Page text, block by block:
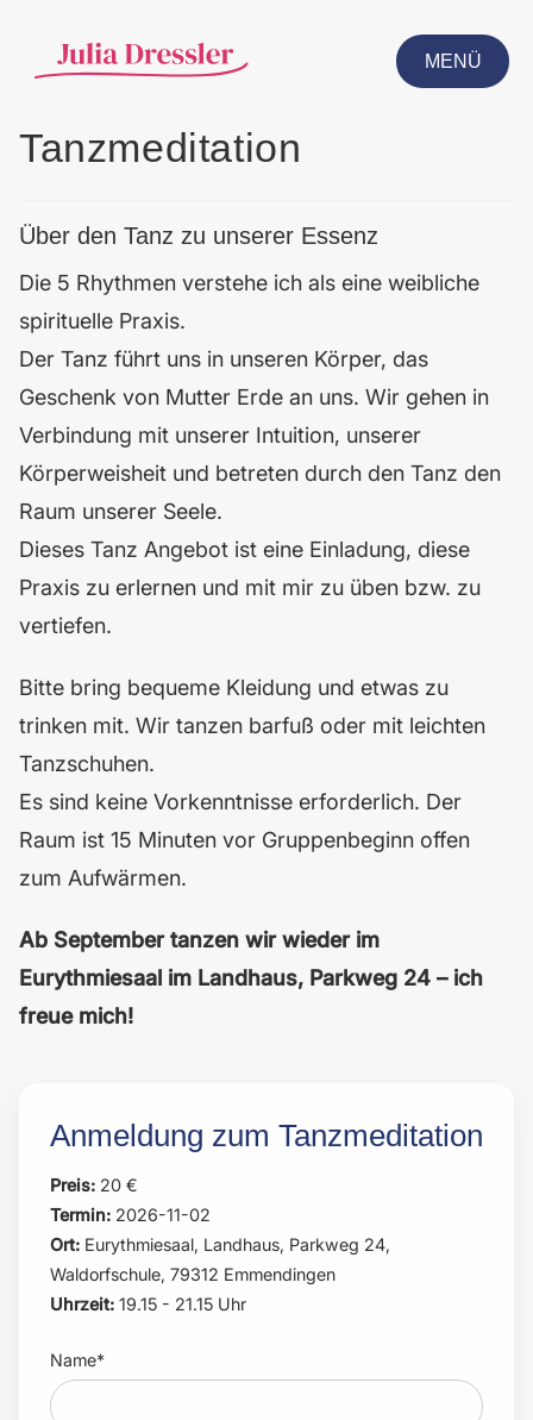
MENÜ
Tanzmeditation
Über den Tanz zu unserer Essenz
Die 5 Rhythmen verstehe ich als eine weibliche
spirituelle Praxis.
Der Tanz führt uns in unseren Körper, das
Geschenk von Mutter Erde an uns. Wir gehen in
Verbindung mit unserer Intuition, unserer
Körperweisheit und betreten durch den Tanz den
Raum unserer Seele.
Dieses Tanz Angebot ist eine Einladung, diese
Praxis zu erlernen und mit mir zu üben bzw. zu
vertiefen.
Bitte bring bequeme Kleidung und etwas zu
trinken mit. Wir tanzen barfuß oder mit leichten
Tanzschuhen.
Es sind keine Vorkenntnisse erforderlich. Der
Raum ist 15 Minuten vor Gruppenbeginn offen
zum Aufwärmen.
Ab September tanzen wir wieder im
Eurythmiesaal im Landhaus, Parkweg 24 – ich
freue mich!
Anmeldung zum Tanzmeditation
Preis:20 €
Termin:2026-11-02
Ort:Eurythmiesaal, Landhaus, Parkweg 24,
Waldorfschule, 79312 Emmendingen
Uhrzeit:19.15 - 21.15 Uhr
Name*